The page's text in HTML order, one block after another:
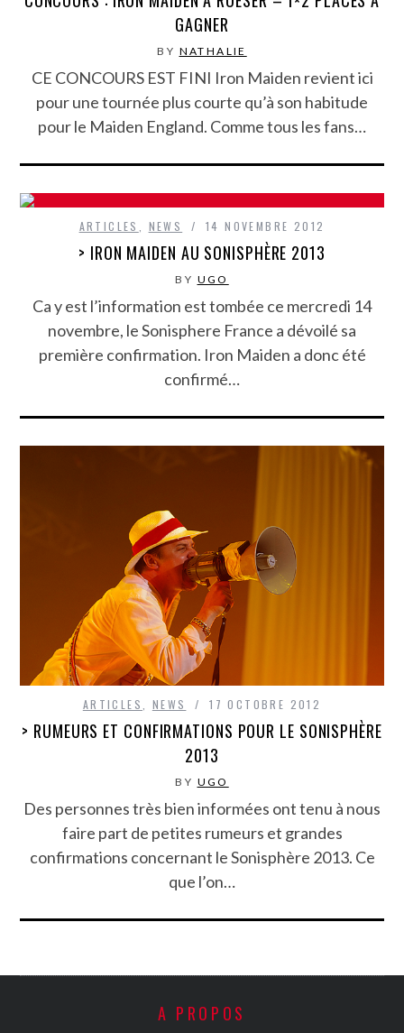
GAGNER
BY NATHALIE
CE CONCOURS EST FINI Iron Maiden revient ici
pour une tournée plus courte qu’à son habitude
pour le Maiden England. Comme tous les fans…
ARTICLES NEWS 14 NOVEMBRE 2012
> IRON MAIDEN AU SONISPHÈRE 2013
BY UGO
Ca y est l’information est tombée ce mercredi 14
novembre, le Sonisphere France a dévoilé sa
première confirmation. Iron Maiden a donc été
confirmé…
ARTICLES NEWS 17 OCTOBRE 2012
> RUMEURS ET CONFIRMATIONS POUR LE SONISPHÈRE
2013
BY UGO
Des personnes très bien informées ont tenu à nous
faire part de petites rumeurs et grandes
confirmations concernant le Sonisphère 2013. Ce
que l’on…
A PROPOS